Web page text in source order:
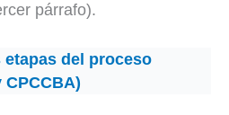
párrafo).
etapas del proceso